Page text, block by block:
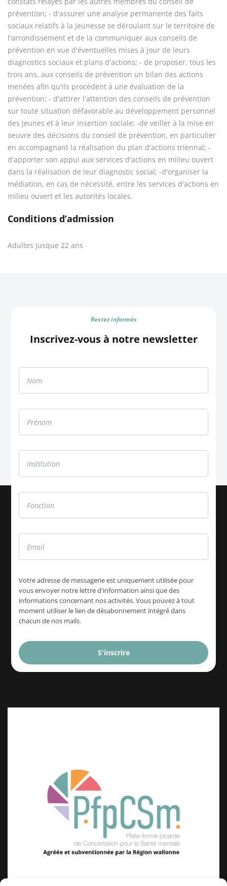
prévention; - d'assurer une analyse permanente des faits
sociaux relatifs à la jeunesse se déroulant sur le territoire de
l'arrondissement et de la communiquer aux conseils de
prévention en vue d'éventuelles mises à jour de leurs
diagnostics sociaux et plans d'actions; - de proposer, tous les
trois ans, aux conseils de prévention un bilan des actions
menées afin qu'ils procèdent à une évaluation de la
prévention; - d'attirer l'attention des conseils de prévention
sur toute situation défavorable au développement personnel
des jeunes et à leur insertion sociale; -de veiller à la mise en
oeuvre des décisions du conseil de prévention, en particulier
en accompagnant la réalisation du plan d'actions triennal; -
d'apporter son appui aux services d'actions en milieu ouvert
dans la réalisation de leur diagnostic social; -d'organiser la
médiation, en cas de nécessité, entre les services d'actions en
milieu ouvert et les autorités locales.
Conditions d’admission
Adultes jusque 22 ans
Inscrivez-vous à notre newsletter
Restez informés
Votre adresse de messagerie est uniquement utilisée pour
vous envoyer notre lettre d'information ainsi que des
informations concernant nos activités. Vous pouvez à tout
moment utiliser le lien de désabonnement intégré dans
chacun de nos mails.